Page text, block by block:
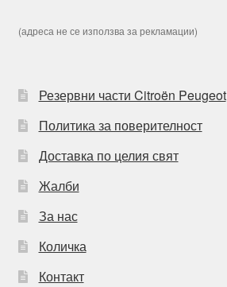
(адреса не се използва за рекламации)
Резервни части Citroën Peugeot
Политика за поверителност
Доставка по целия свят
Жалби
За нас
Количка
Контакт